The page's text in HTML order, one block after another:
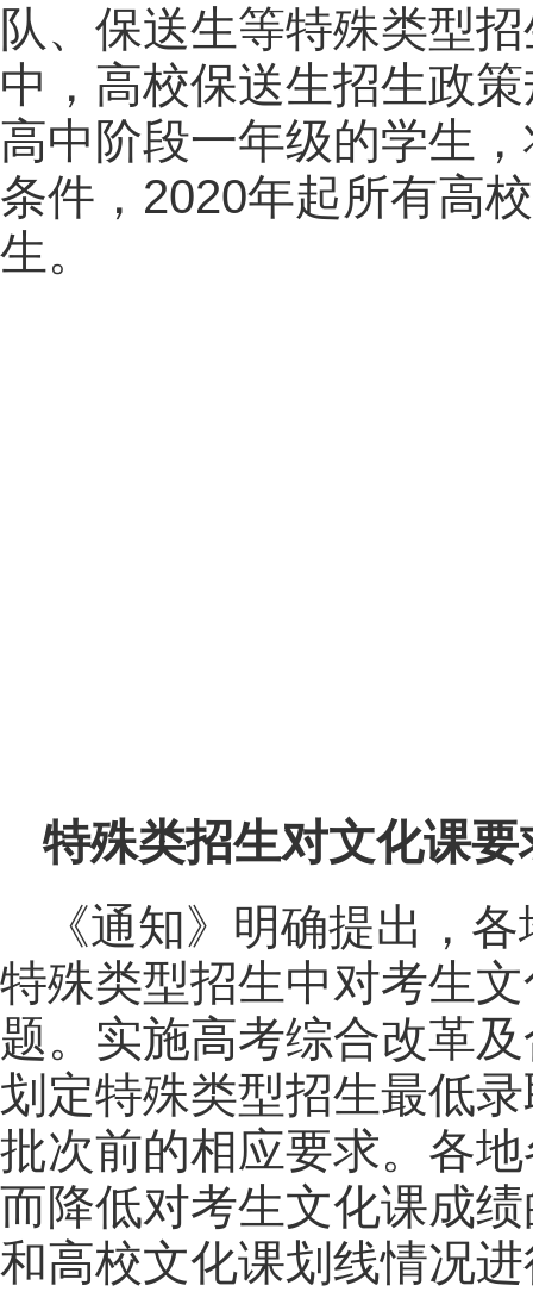
队、保送生等特殊类型
中，高校保送生招生政
高中阶段一年级的学生
条件，2020年起所有高
生。
特殊类招生对文化课要
《通知》明确提出，
特殊类型招生中对考生
题。实施高考综合改革
划定特殊类型招生最低
批次前的相应要求。各
而降低对考生文化课成
和高校文化课划线情况